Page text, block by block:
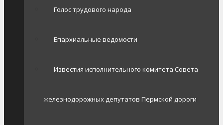
Голос трудового народа
Епархиальные ведомости
Известия исполнительного комитета Совета
железнодорожных депутатов Пермской дороги